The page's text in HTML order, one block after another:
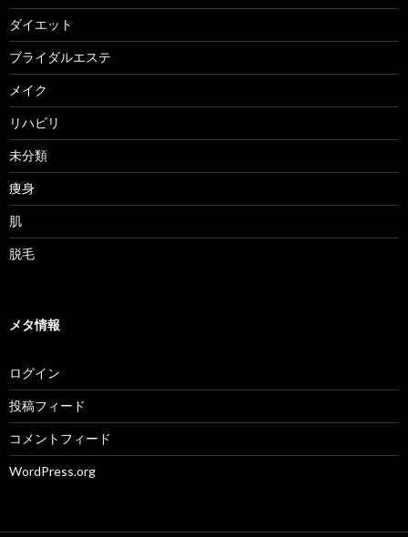
ダイエット
ブライダルエステ
メイク
リハビリ
未分類
痩身
肌
脱毛
メタ情報
ログイン
投稿フィード
コメントフィード
WordPress.org